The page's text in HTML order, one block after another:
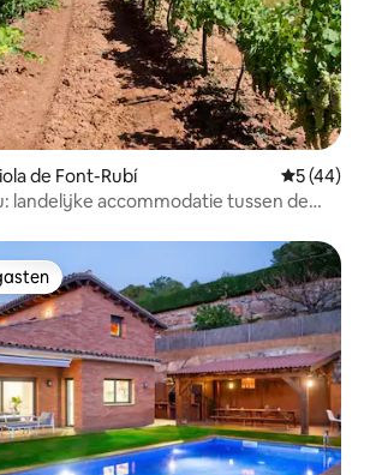
de Font-Rubí
5 (44)
landelijke accommodatie tussen de
gasten